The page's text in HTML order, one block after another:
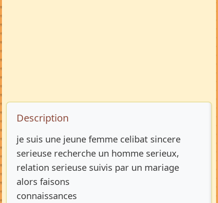
Description de l’annonce
Description
je suis une jeune femme celibat sincere
serieuse recherche un homme serieux,
relation serieuse suivis par un mariage
alors faisons
connaissances